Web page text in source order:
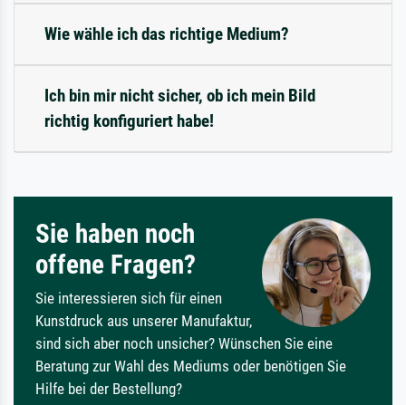
Wie wähle ich das richtige Medium?
Ich bin mir nicht sicher, ob ich mein Bild
richtig konfiguriert habe!
Sie haben noch
offene Fragen?
Sie interessieren sich für einen
Kunstdruck aus unserer Manufaktur,
sind sich aber noch unsicher? Wünschen Sie eine
Beratung zur Wahl des Mediums oder benötigen Sie
Hilfe bei der Bestellung?